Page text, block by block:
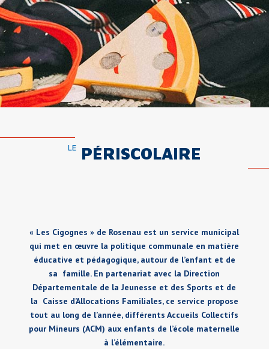
LE PÉRISCOLAIRE
« Les Cigognes » de Rosenau est un service municipal
qui met en œuvre la politique communale en matière
éducative et pédagogique, autour de l’enfant et de
sa famille. En partenariat avec la Direction
Départementale de la Jeunesse et des Sports et de
la Caisse d’Allocations Familiales, ce service propose
tout au long de l’année, différents Accueils Collectifs
pour Mineurs (ACM) aux enfants de l’école maternelle
à l’élémentaire.